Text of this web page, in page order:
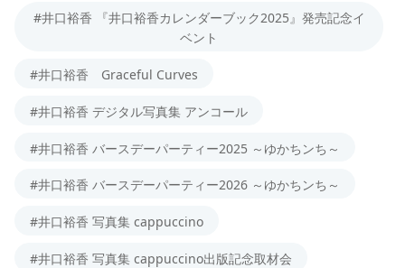
#井口裕香 『井口裕香カレンダーブック2025』発売記念イ
ベント
#井口裕香 Graceful Curves
#井口裕香 デジタル写真集 アンコール
#井口裕香 バースデーパーティー2025 ～ゆかちンち～
#井口裕香 バースデーパーティー2026 ～ゆかちンち～
#井口裕香 写真集 cappuccino
#井口裕香 写真集 cappuccino出版記念取材会